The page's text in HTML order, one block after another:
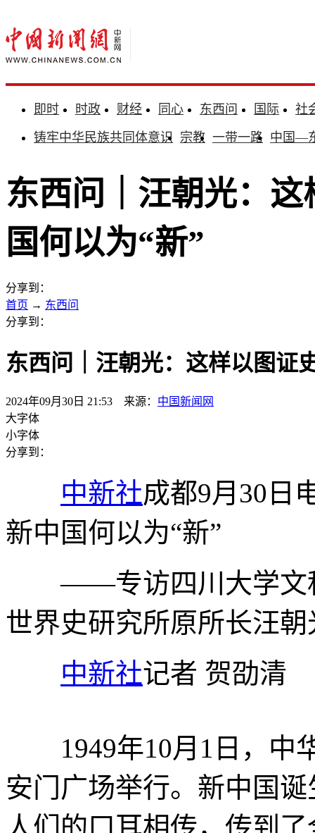
即时 时政 财经 同心 东西问 国际
社
铸牢中华民族共同体意识 宗教 一带一路 中国—
东西问｜汪朝光：
国何以为“新”
分享到：
首页 → 东西问
分享到：
东西问｜汪朝光：这样以图证
2024年09月30日 21:53 来源： 中国新闻网
大字体
小字体
分享到：
中新社成都9月30日
新中国何以为“新”
——专访四川大学文科
世界史研究所原所长汪朝
中新社记者 贺劭清
1949年10月1日，中
安门广场举行。新中国